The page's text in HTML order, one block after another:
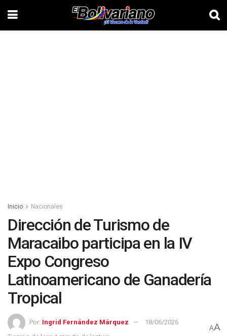
Inicio Nacionales
Dirección de Turismo de
Maracaibo participa en la IV
Expo Congreso
Latinoamericano de Ganadería
Tropical
Por: Ingrid Fernández Márquez
18/06/2026
AA